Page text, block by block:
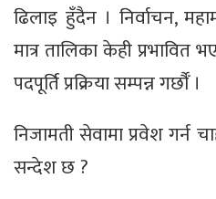
ढिलाइ हुँदैन । निर्वाचन,
मात्र तालिका केही
पदपूर्ति प्रक्रिया सम्पन्न गर्छौँ ।
निजामती सेवामा प्रवेश गर्न
सन्देश छ ?